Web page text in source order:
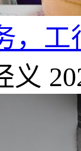
，工
义